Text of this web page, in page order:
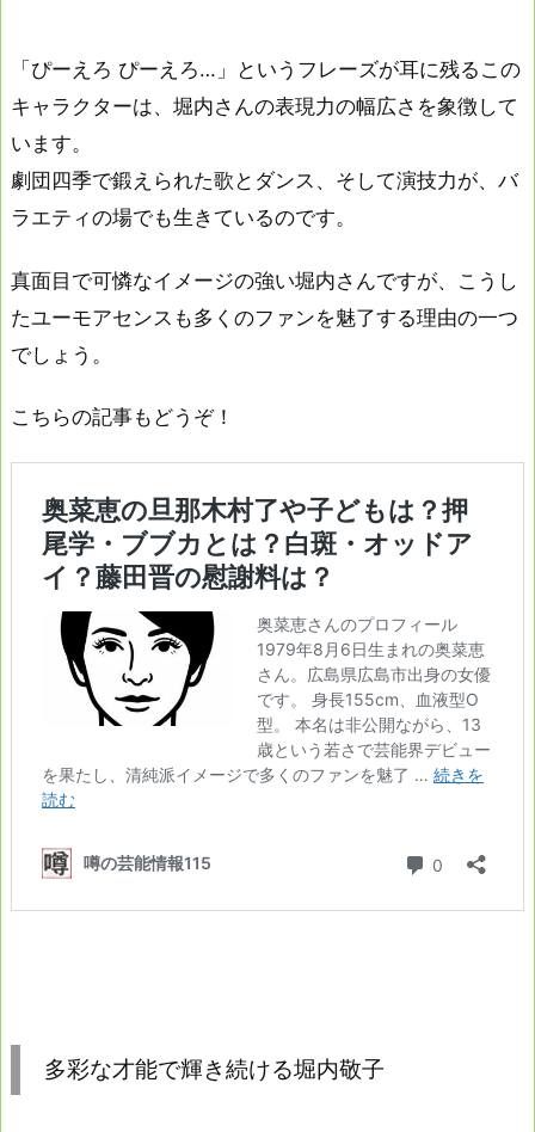
「ぴーえろ ぴーえろ…」というフレーズが耳に残るこの
キャラクターは、堀内さんの表現力の幅広さを象徴して
います。
劇団四季で鍛えられた歌とダンス、そして演技力が、バ
ラエティの場でも生きているのです。
真面目で可憐なイメージの強い堀内さんですが、こうし
たユーモアセンスも多くのファンを魅了する理由の一つ
でしょう。
こちらの記事もどうぞ！
多彩な才能で輝き続ける堀内敬子